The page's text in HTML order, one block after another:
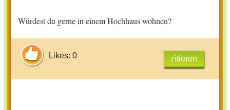
Würdest du gerne in einem Hochhaus wohnen?
Likes: 0 zitieren